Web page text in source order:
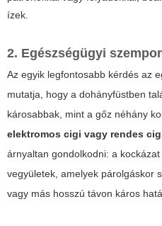
ízek.
2. Egészségügyi
Az egyik legfontosabb kérdés az
mutatja, hogy a dohányfüstben
károsabbak, mint a gőz néhány
elektromos cigi vagy rendes
árnyaltan gondolkodni: a
vegyületek, amelyek párolgáskor
vagy más hosszú távon káros